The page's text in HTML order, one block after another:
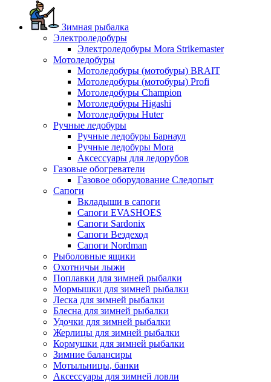
Зимная рыбалка
Электроледобуры
Электроледобуры Mora Strikemaster
Мотоледобуры
Мотоледобуры (мотобуры) BRAIT
Мотоледобуры (мотобуры) Profi
Мотоледобуры Champion
Мотоледобуры Higashi
Мотоледобуры Huter
Ручные ледобуры
Ручные ледобуры Барнаул
Ручные ледобуры Mora
Аксессуары для ледорубов
Газовые обогреватели
Газовое оборудование Следопыт
Сапоги
Вкладыши в сапоги
Сапоги EVASHOES
Сапоги Sardonix
Сапоги Вездеход
Сапоги Nordman
Рыболовные ящики
Охотничьи лыжи
Поплавки для зимней рыбалки
Мормышки для зимней рыбалки
Леска для зимней рыбалки
Блесна для зимней рыбалки
Удочки для зимней рыбалки
Жерлицы для зимней рыбалки
Кормушки для зимней рыбалки
Зимние балансиры
Мотыльницы, банки
Аксессуары для зимней ловли